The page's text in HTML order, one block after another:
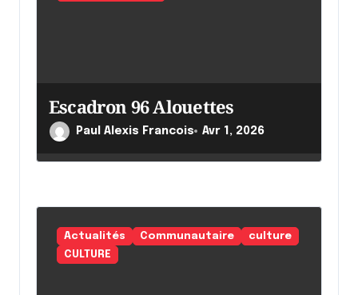
Escadron 96 Alouettes
Paul Alexis Francois Avr 1, 2026
Actualités Communautaire
culture
CULTURE